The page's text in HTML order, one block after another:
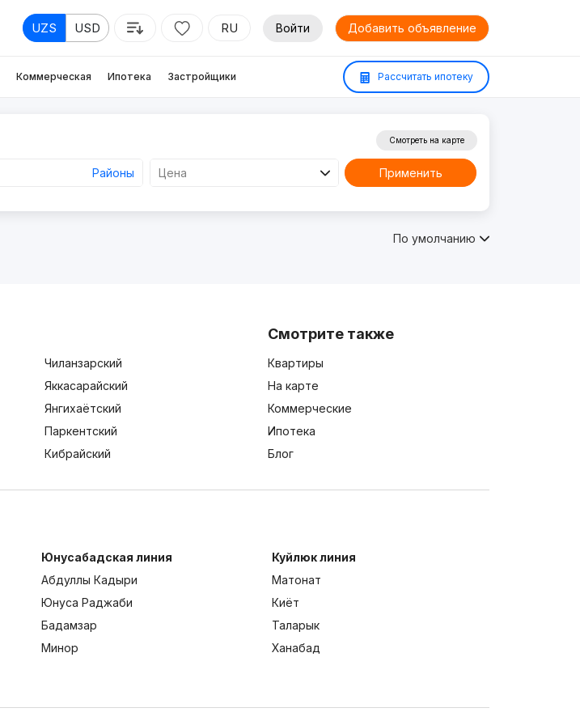
UZS USD RU Войти Добавить объявление
Коммерческая Ипотека Застройщики Рассчитать ипотеку
Районы Цена
Смотреть на карте
Применить
По умолчанию
Чиланзарский
Яккасарайский
Янгихаётский
Паркентский
Кибрайский
Смотрите также
Квартиры
На карте
Коммерческие
Ипотека
Блог
Юнусабадская линия
Абдуллы Кадыри
Юнуса Раджаби
Бадамзар
Минор
Куйлюк линия
Матонат
Киёт
Таларык
Ханабад